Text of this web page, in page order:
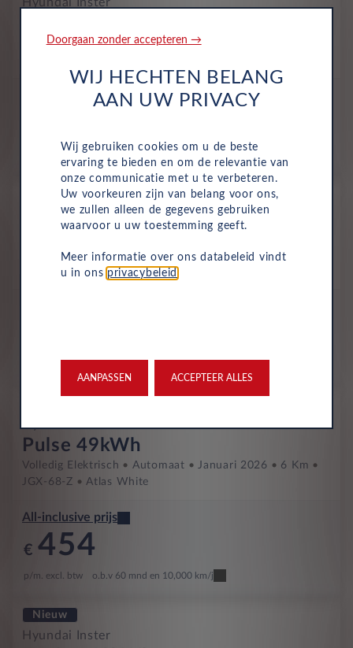
Volledig Elektrisch Automaat
2026
All-inclusive prijs
p/m. excl. btw o.b.v 60 mnd en 10,000 km/j
Nieuw
Hyundai Inster
E-motion 42kWh 5-zits
Volledig Elektrisch Automaat
2027
Unbleached Ivory Solid
Pulse 49kWh
Volledig Elektrisch Automaat Januari 2026
6 Km
JGX-68-Z
Atlas White
All-inclusive prijs
€ 454
p/m. excl. btw o.b.v 60 mnd en 10,000 km/j
Nieuw
Hyundai Inster
Doorgaan zonder accepteren →
WIJ HECHTEN BELANG
AAN UW PRIVACY
Wij gebruiken cookies om u de beste
ervaring te bieden en om de relevantie van
onze communicatie met u te verbeteren.
Uw voorkeuren zijn van belang voor ons,
we zullen alleen de gegevens gebruiken
waarvoor u uw toestemming geeft.
Meer informatie over ons databeleid vindt
u in ons privacybeleid
AANPASSEN ACCEPTEER ALLES